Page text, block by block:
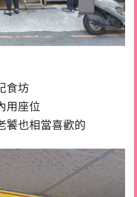
食坊
用座位
饕也相當喜歡的